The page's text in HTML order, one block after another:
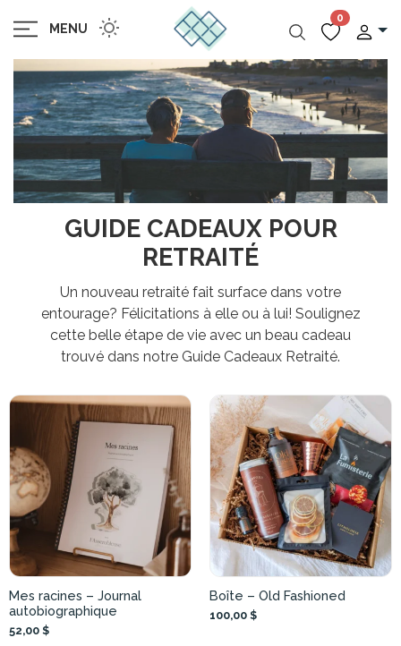
MENU
0
GUIDE CADEAUX POUR
RETRAITÉ
Un nouveau retraité fait surface dans votre
entourage? Félicitations à elle ou à lui! Soulignez
cette belle étape de vie avec un beau cadeau
trouvé dans notre Guide Cadeaux Retraité.
Mes racines – Journal
autobiographique
52,00 $
Boîte – Old Fashioned
100,00 $